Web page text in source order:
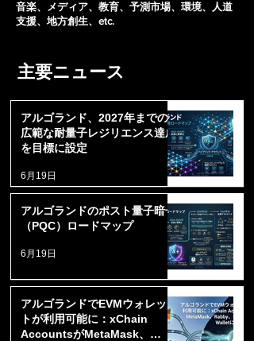
音楽、メディア、教育、予測市場、環境、人道
支援、地方創生、etc.
主要ニュース
アルゴランド、2027年までの
広範な耐量子レジリエンス達成
を目標に設定
6月19日
アルゴランドのポスト量子暗号
（PQC）ロードマップ
6月19日
アルゴランドでEVMウォレッ
トが利用可能に：xChain
AccountsがMetaMask、